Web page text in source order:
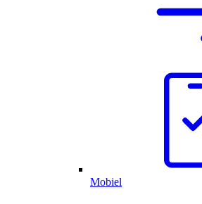
Mobiel